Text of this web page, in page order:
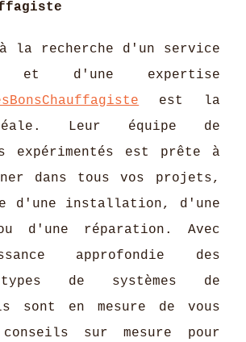
la recherche d'un service
et d'une expertise
est la
Leur équipe de
expérimentés est prête à
dans tous vos projets,
d'une installation, d'une
ou d'une réparation. Avec
approfondie des
de systèmes de
sont en mesure de vous
sur mesure pour